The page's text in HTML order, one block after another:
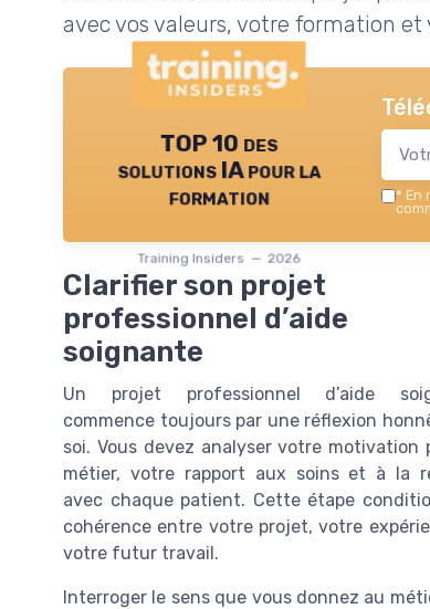
avec vos valeurs, votre formation et
TOP 10 des
solutions IA pour la
formation
Training Insiders — 2026
* En
Clarifier son projet
professionnel d’aide
soignante
Un projet professionnel d’aide
commence toujours par une réflexion
soi. Vous devez analyser votre motivation
métier, votre rapport aux soins et à la
avec chaque patient. Cette étape
cohérence entre votre projet, votre
votre futur travail.
Interroger le sens que vous donnez au